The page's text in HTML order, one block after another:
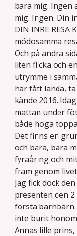
bara mig. Ingen
mig. Ingen. Din
DIN INRE RESA
mödosamma
Och på andra
liten flicka och
utrymme i
har fått landa,
kände 2016.
mattan under
både höga
Det finns en
och bara, bara
fyraåring och
fram genom
Jag fick dock
presenten den
första barnbarn.
inte burit
Annas lille